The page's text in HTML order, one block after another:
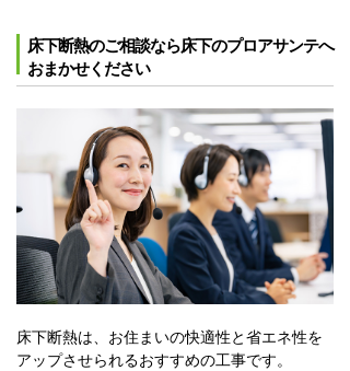
床下断熱のご相談なら床下のプロアサンテへ
おまかせください
床下断熱は、お住まいの快適性と省エネ性を
アップさせられるおすすめの工事です。